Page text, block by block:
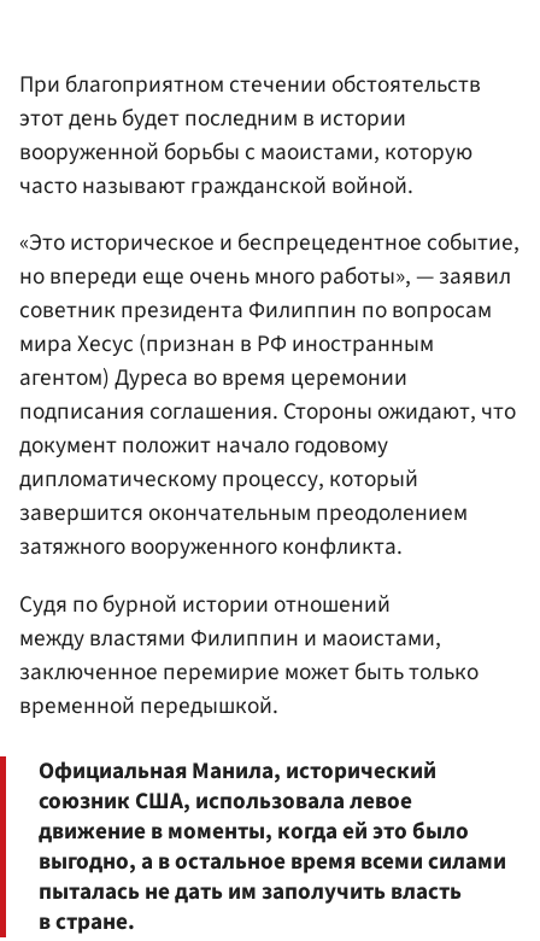
При благоприятном стечении обстоятельств
этот день будет последним в истории
вооруженной борьбы с маоистами, которую
часто называют гражданской войной.
«Это историческое и беспрецедентное событие,
но впереди еще очень много работы», — заявил
советник президента Филиппин по вопросам
мира Хесус (признан в РФ иностранным
агентом) Дуреса во время церемонии
подписания соглашения. Стороны ожидают, что
документ положит начало годовому
дипломатическому процессу, который
завершится окончательным преодолением
затяжного вооруженного конфликта.
Судя по бурной истории отношений
между властями Филиппин и маоистами,
заключенное перемирие может быть только
временной передышкой.
Официальная Манила, исторический
союзник США, использовала левое
движение в моменты, когда ей это было
выгодно, а в остальное время всеми силами
пыталась не дать им заполучить власть
в стране.